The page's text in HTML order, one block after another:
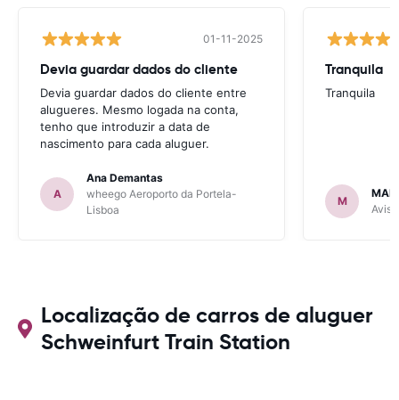
01-11-2025
Devia guardar dados do cliente
Devia guardar dados do cliente entre
alugueres. Mesmo logada na conta,
tenho que introduzir a data de
nascimento para cada aluguer.
A
Ana Demantas
wheego Aeroporto da Portela-
Lisboa
Tranquila
Tranquila
M
Avis
Localização de carros de aluguer
Schweinfurt Train Station